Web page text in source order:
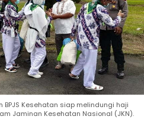
Kesehatan siap melindungi haji
Jaminan Kesehatan Nasional (JKN).